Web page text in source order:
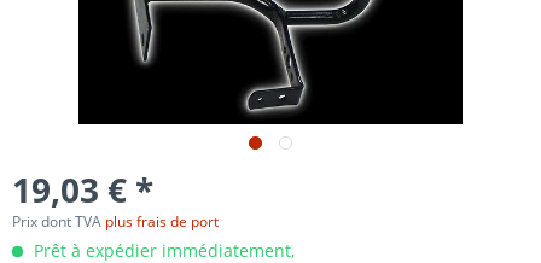
19,03 € *
Prix dont TVA plus frais de port
Prêt à expédier immédiatement,